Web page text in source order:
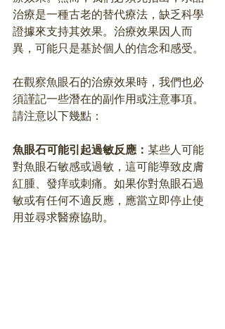
治療是一種古老的替代療法，缺乏科學
證據來支持其效果。治療效果因人而
異，可能只是基於個人的信念和感受。
在觀察魚眼石的治療效果時，我們也必
須謹記一些潛在的副作用或注意事項。
請注意以下幾點：
魚眼石可能引起過敏反應： 某些人可能
對魚眼石敏感或過敏，這可能導致皮膚
紅腫、發痒或刺痛。如果你對魚眼石過
敏或有任何不適反應，應當立即停止使
用並尋求醫療協助。